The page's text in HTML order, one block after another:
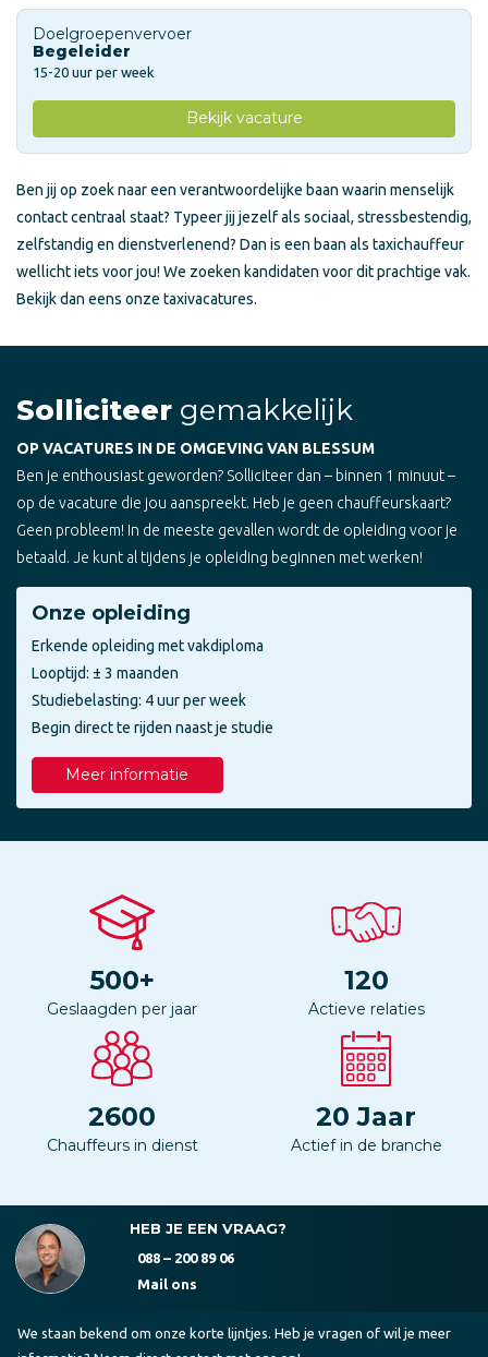
Doelgroepenvervoer
Begeleider
15-20 uur per week
Bekijk vacature
Ben jij op zoek naar een verantwoordelijke baan waarin menselijk
contact centraal staat? Typeer jij jezelf als sociaal, stressbestendig,
zelfstandig en dienstverlenend? Dan is een baan als taxichauffeur
wellicht iets voor jou! We zoeken kandidaten voor dit prachtige vak.
Bekijk dan eens onze taxivacatures.
Solliciteer gemakkelijk
OP VACATURES IN DE OMGEVING VAN BLESSUM
Ben je enthousiast geworden? Solliciteer dan – binnen 1 minuut –
op de vacature die jou aanspreekt. Heb je geen chauffeurskaart?
Geen probleem! In de meeste gevallen wordt de opleiding voor je
betaald. Je kunt al tijdens je opleiding beginnen met werken!
Onze opleiding
Erkende opleiding met vakdiploma
Looptijd: ± 3 maanden
Studiebelasting: 4 uur per week
Begin direct te rijden naast je studie
Meer informatie
500+
Geslaagden per jaar
120
Actieve relaties
2600
Chauffeurs in dienst
20 Jaar
Actief in de branche
HEB JE EEN VRAAG?
088 – 200 89 06
Mail ons
We staan bekend om onze korte lijntjes. Heb je vragen of wil je meer